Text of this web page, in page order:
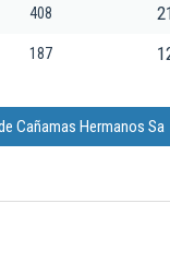
408
187
Cañamas Hermanos Sa